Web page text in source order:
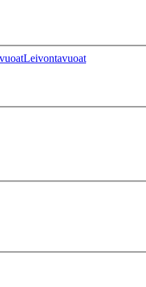
Leivontavuoat